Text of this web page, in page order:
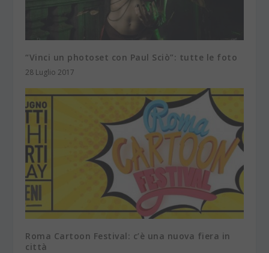
“Vinci un photoset con Paul Sciò”: tutte le foto
28 Luglio 2017
Roma Cartoon Festival: c’è una nuova fiera in
città